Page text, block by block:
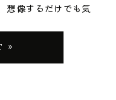
想像するだけでも気
着いて七五三を迎え
様のペースに寄り添
»